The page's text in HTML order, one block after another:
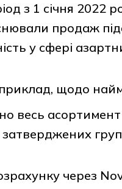
з 1 січня 2022
продаж
у сфері
щодо
весь
груп
через